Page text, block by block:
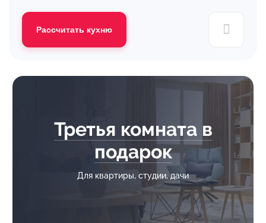
Рассчитать кухню
Третья комната в
подарок
Для квартиры, студии, дачи